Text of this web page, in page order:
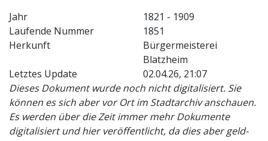
Jahr
1821 - 1909
Laufende Nummer
1851
Herkunft
Bürgermeisterei
Blatzheim
Letztes Update
02.04.26, 21:07
Dieses Dokument wurde noch nicht digitalisiert. Sie
können es sich aber vor Ort im Stadtarchiv anschauen.
Es werden über die Zeit immer mehr Dokumente
digitalisiert und hier veröffentlicht, da dies aber geld-